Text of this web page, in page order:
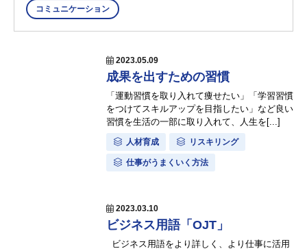
コミュニケーション
2023.05.09
成果を出すための習慣
「運動習慣を取り入れて痩せたい」「学習習慣
をつけてスキルアップを目指したい」など良い
習慣を生活の一部に取り入れて、人生を[...]
人材育成 リスキリング
仕事がうまくいく方法
2023.03.10
ビジネス用語「OJT」
ビジネス用語をより詳しく、より仕事に活用